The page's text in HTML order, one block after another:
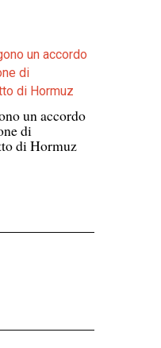
un accordo
di
di Hormuz